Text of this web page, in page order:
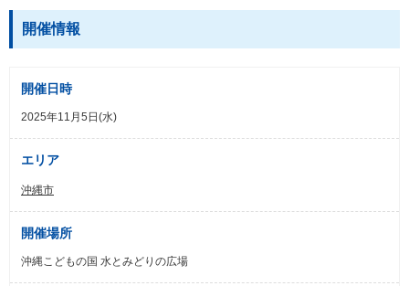
開催情報
開催日時
2025年11月5日(水)
エリア
沖縄市
開催場所
沖縄こどもの国 水とみどりの広場